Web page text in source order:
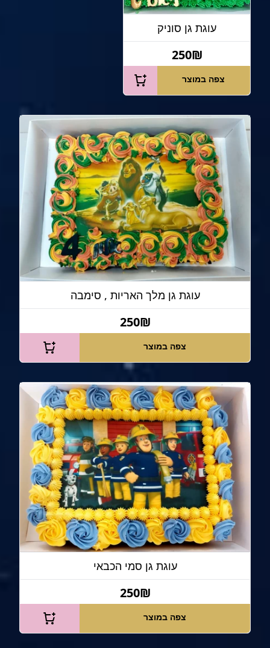
עוגת גן סוניק
250₪
צפה במוצר
עוגת גן מלך האריות , סימבה
250₪
צפה במוצר
עוגת גן סמי הכבאי
250₪
צפה במוצר